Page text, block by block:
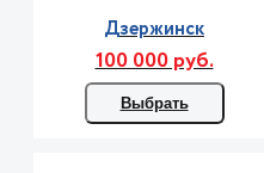
Дзержинск
100 000 руб.
Выбрать